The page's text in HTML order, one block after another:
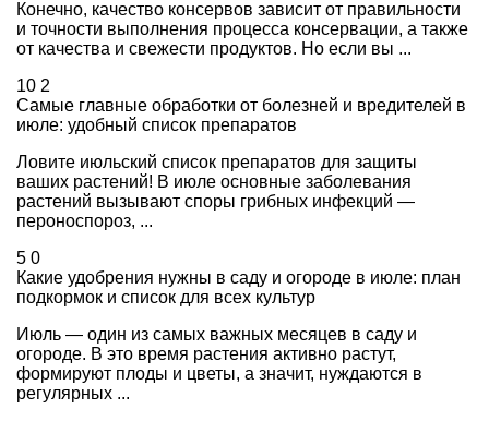
Конечно, качество консервов зависит от правильности
и точности выполнения процесса консервации, а также
от качества и свежести продуктов. Но если вы ...
10 2
Самые главные обработки от болезней и вредителей в
июле: удобный список препаратов
Ловите июльский список препаратов для защиты
ваших растений! В июле основные заболевания
растений вызывают споры грибных инфекций —
пероноспороз, ...
5 0
Какие удобрения нужны в саду и огороде в июле: план
подкормок и список для всех культур
Июль — один из самых важных месяцев в саду и
огороде. В это время растения активно растут,
формируют плоды и цветы, а значит, нуждаются в
регулярных ...